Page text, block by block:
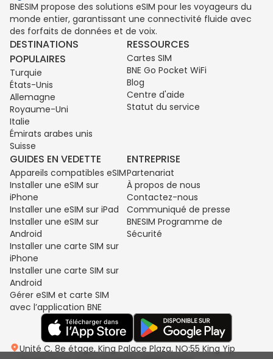
BNESIM propose des solutions eSIM pour les voyageurs du
monde entier, garantissant une connectivité fluide avec
des forfaits de données et de voix.
DESTINATIONS
POPULAIRES
Turquie
États-Unis
Allemagne
Royaume-Uni
Italie
Émirats arabes unis
Suisse
RESSOURCES
Cartes SIM
BNE Go Pocket WiFi
Blog
Centre d'aide
Statut du service
GUIDES EN VEDETTE
Appareils compatibles eSIM
Installer une eSIM sur
iPhone
Installer une eSIM sur iPad
Installer une eSIM sur
Android
Installer une carte SIM sur
iPhone
Installer une carte SIM sur
Android
Gérer eSIM et carte SIM
avec l’application BNE
ENTREPRISE
Partenariat
À propos de nous
Contactez-nous
Communiqué de presse
BNESIM Programme de
Sécurité
Unité C, 8e étage, King Palace Plaza, NO:55 King Yip